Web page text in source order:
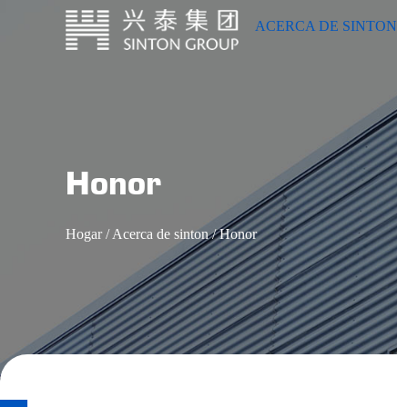
ACERCA DE SINTON
Honor
Hogar /Acerca de sinton/Honor